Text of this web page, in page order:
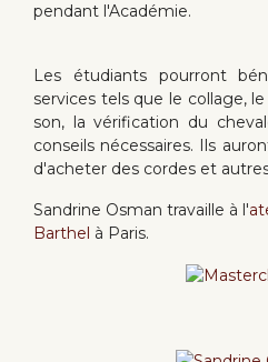
pendant l'Académie.
Les étudiants pourront
services tels que le collage,
son, la vérification du
conseils nécessaires. Ils
d'acheter des cordes et
Sandrine Osman travaille à l'
Barthel à Paris.